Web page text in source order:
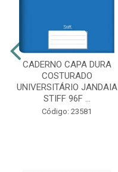
CADERNO CAPA DURA
COSTURADO
UNIVERSITÁRIO JANDAIA
STIFF 96F ...
Código: 23581